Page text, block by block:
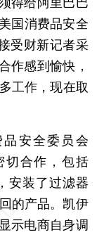
国消费品安全
受财新记者采
作感到愉快，
工作，现在取
安全委员会
切合作，包括
安装了过滤器
的产品。凯伊
示电商自身调